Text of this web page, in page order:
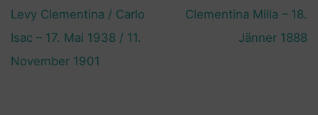
Levy Clementina / Carlo
Isac – 17. Mai 1938 / 11.
November 1901
Clementina Milla – 18.
Jänner 1888